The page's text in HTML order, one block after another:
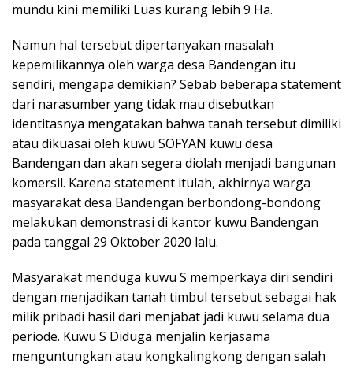
mundu kini memiliki Luas kurang lebih 9 Ha.
Namun hal tersebut dipertanyakan masalah
kepemilikannya oleh warga desa Bandengan itu
sendiri, mengapa demikian? Sebab beberapa statement
dari narasumber yang tidak mau disebutkan
identitasnya mengatakan bahwa tanah tersebut dimiliki
atau dikuasai oleh kuwu SOFYAN kuwu desa
Bandengan dan akan segera diolah menjadi bangunan
komersil. Karena statement itulah, akhirnya warga
masyarakat desa Bandengan berbondong-bondong
melakukan demonstrasi di kantor kuwu Bandengan
pada tanggal 29 Oktober 2020 lalu.
Masyarakat menduga kuwu S memperkaya diri sendiri
dengan menjadikan tanah timbul tersebut sebagai hak
milik pribadi hasil dari menjabat jadi kuwu selama dua
periode. Kuwu S Diduga menjalin kerjasama
menguntungkan atau kongkalingkong dengan salah